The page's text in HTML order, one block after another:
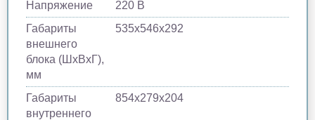
Напряжение
220 В
Габариты
внешнего
блока (ШхВхГ),
мм
535х546х292
Габариты
внутреннего
854х279х204